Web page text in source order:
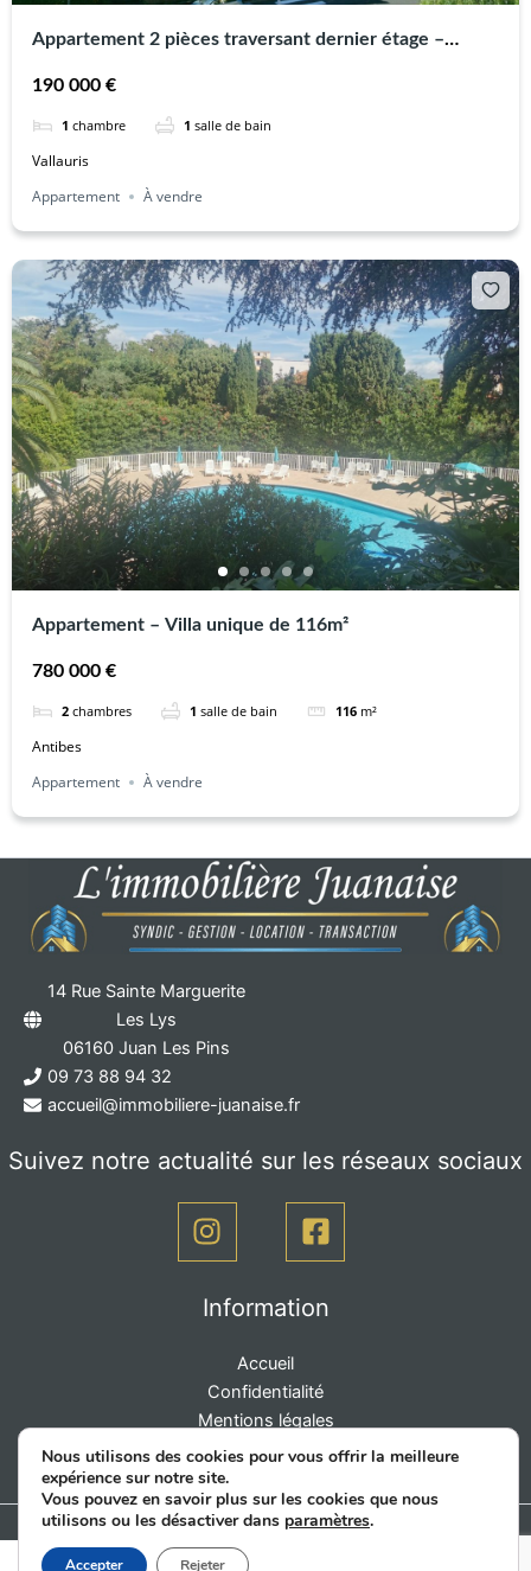
Appartement 2 pièces traversant dernier étage –
190 000 €
1 chambre 1 salle de bain
Vallauris
Appartement
À vendre
Appartement – Villa unique de 116m²
780 000 €
2 chambres 1 salle de bain 116 m²
Antibes
Appartement
À vendre
14 Rue Sainte Marguerite
Les Lys
06160 Juan Les Pins
09 73 88 94 32
accueil@immobiliere-juanaise.fr
Suivez notre actualité sur les réseaux sociaux
Information
Accueil
Confidentialité
Mentions légales
Contact
Politique de cookies (UE)
Copyright © 2026 L'Immobilière Juanaise | Création site web La Ciotat Cnathalie
Nous utilisons des cookies pour vous offrir la meilleure
expérience sur notre site.
Vous pouvez en savoir plus sur les cookies que nous
utilisons ou les désactiver dans paramètres.
Accepter Rejeter